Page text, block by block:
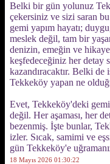
Belki bir gün yolunuz
çekersiniz ve sizi saran
gemi yapım hayatı;
meslek değil, tam bir
denizin, emeğin ve
keşfedeceğiniz her detay
kazandıracaktır. Belki de
Tekkeköy yapan ne
Evet, Tekkeköy'deki
değil. Her aşaması, her
bezenmiş. İşte bunlar,
izler. Sıcak, samimi ve
gün Tekkeköy'e
18 Mayıs 2026 01:30:22